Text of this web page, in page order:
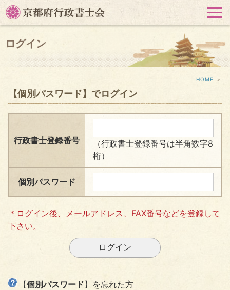
HOME ＞
【個別パスワード】でログイン
行政書士登録番号
（行政書士登録番号は半角数字8
桁）
個別パスワード
＊ログイン後、メールアドレス、FAX番号などを登録して
下さい。
【個別パスワード】を忘れた方